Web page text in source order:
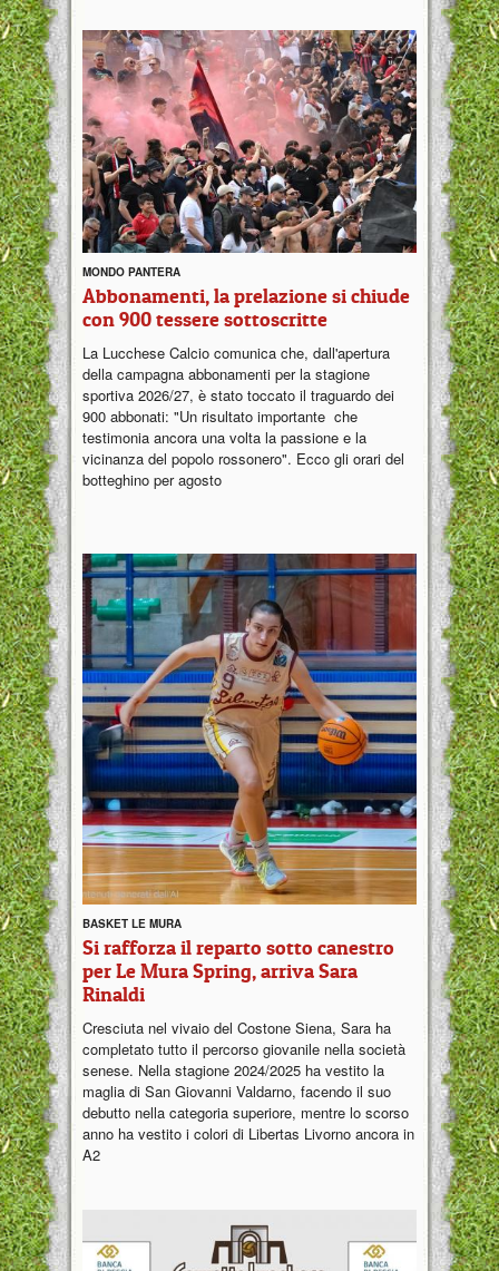
MONDO PANTERA
Abbonamenti, la prelazione si chiude
con 900 tessere sottoscritte
La Lucchese Calcio comunica che, dall'apertura
della campagna abbonamenti per la stagione
sportiva 2026/27, è stato toccato il traguardo dei
900 abbonati: "Un risultato importante che
testimonia ancora una volta la passione e la
vicinanza del popolo rossonero". Ecco gli orari del
botteghino per agosto
BASKET LE MURA
Si rafforza il reparto sotto canestro
per Le Mura Spring, arriva Sara
Rinaldi
Cresciuta nel vivaio del Costone Siena, Sara ha
completato tutto il percorso giovanile nella società
senese. Nella stagione 2024/2025 ha vestito la
maglia di San Giovanni Valdarno, facendo il suo
debutto nella categoria superiore, mentre lo scorso
anno ha vestito i colori di Libertas Livorno ancora in
A2